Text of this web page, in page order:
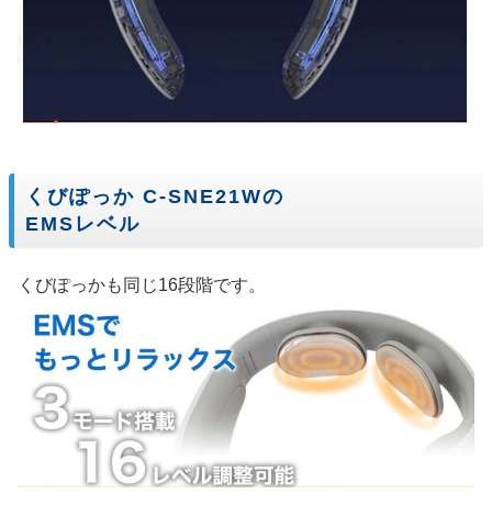
くびぽっか C-SNE21Wの
EMSレベル
くびぽっかも同じ16段階です。